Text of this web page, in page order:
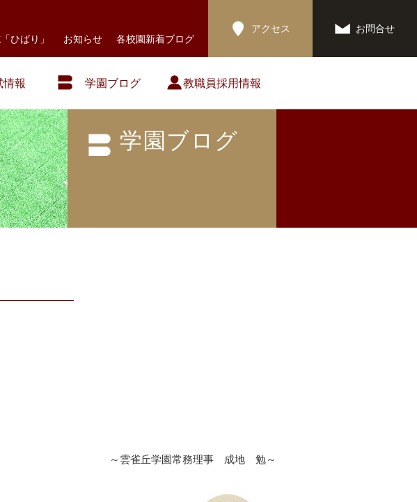
ひばり」 お知らせ 各校園新着ブログ
アクセス お問合せ
情報 学園ブログ 教職員採用情報
学園ブログ
～雲雀丘学園常務理事 成地 勉～